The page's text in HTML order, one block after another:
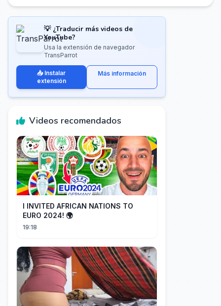
💡 ¿Traducir más videos de
YouTube?
Usa la extensión de navegador
TransParrot
📥 Instalar
extensión
Más información
Videos recomendados
I INVITED AFRICAN NATIONS TO
EURO 2024! 🌍
19:18